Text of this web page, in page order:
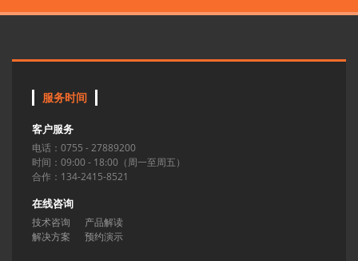
服务时间
客户服务
电话：0755 - 27889200
时间：09:00 - 18:00（周一至周五）
合作：134-2415-8521
在线咨询
技术咨询
产品解读
解决方案
预约演示